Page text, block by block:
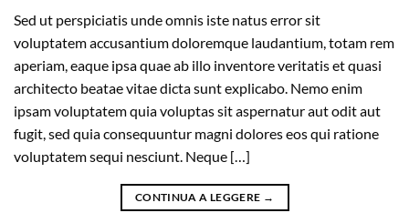
Sed ut perspiciatis unde omnis iste natus error sit
voluptatem accusantium doloremque laudantium, totam rem
aperiam, eaque ipsa quae ab illo inventore veritatis et quasi
architecto beatae vitae dicta sunt explicabo. Nemo enim
ipsam voluptatem quia voluptas sit aspernatur aut odit aut
fugit, sed quia consequuntur magni dolores eos qui ratione
voluptatem sequi nesciunt. Neque […]
CONTINUA A LEGGERE →